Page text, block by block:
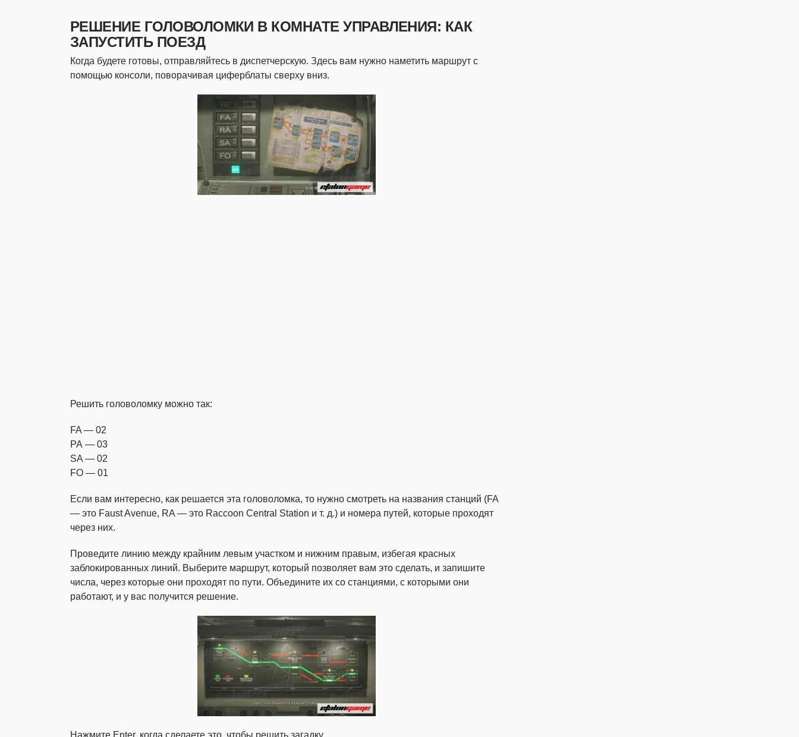
РЕШЕНИЕ ГОЛОВОЛОМКИ В КОМНАТЕ УПРАВЛЕНИЯ: КАК
ЗАПУСТИТЬ ПОЕЗД
Когда будете готовы, отправляйтесь в диспетчерскую. Здесь вам нужно наметить маршрут с
помощью консоли, поворачивая циферблаты сверху вниз.
Решить головоломку можно так:
FA — 02
РА — 03
SA — 02
FO — 01
Если вам интересно, как решается эта головоломка, то нужно смотреть на названия станций (FA
— это Faust Avenue, RA — это Raccoon Central Station и т. д.) и номера путей, которые проходят
через них.
Проведите линию между крайним левым участком и нижним правым, избегая красных
заблокированных линий. Выберите маршрут, который позволяет вам это сделать, и запишите
числа, через которые они проходят по пути. Объедините их со станциями, с которыми они
работают, и у вас получится решение.